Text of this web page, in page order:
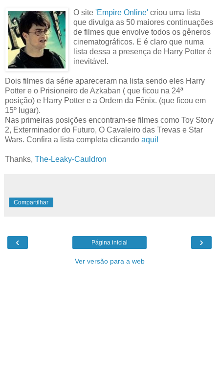
O site 'Empire Online' criou uma lista
que divulga as 50 maiores continuações
de filmes que envolve todos os gêneros
cinematográficos. E é claro que numa
lista dessa a presença de Harry Potter é
inevitável.
Dois filmes da série apareceram na lista sendo eles Harry
Potter e o Prisioneiro de Azkaban ( que ficou na 24ª
posição) e Harry Potter e a Ordem da Fênix. (que ficou em
15º lugar).
Nas primeiras posições encontram-se filmes como Toy Story
2, Exterminador do Futuro, O Cavaleiro das Trevas e Star
Wars. Confira a lista completa clicando aqui!
Thanks, The-Leaky-Cauldron
Compartilhar
‹ ›
Página inicial
Ver versão para a web